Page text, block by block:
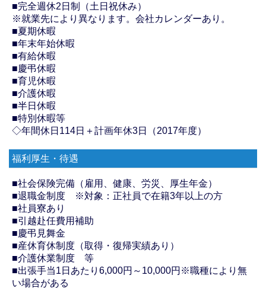
■完全週休2日制（土日祝休み）
※就業先により異なります。会社カレンダーあり。
■夏期休暇
■年末年始休暇
■有給休暇
■慶弔休暇
■育児休暇
■介護休暇
■半日休暇
■特別休暇等
◇年間休日114日＋計画年休3日（2017年度）
福利厚生・待遇
■社会保険完備（雇用、健康、労災、厚生年金）
■退職金制度 ※対象：正社員で在籍3年以上の方
■社員寮あり
■引越赴任費用補助
■慶弔見舞金
■産休育休制度（取得・復帰実績あり）
■介護休業制度 等
■出張手当1日あたり6,000円～10,000円※職種により無
い場合がある